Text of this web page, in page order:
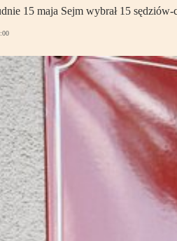
15 maja Sejm wybrał 15